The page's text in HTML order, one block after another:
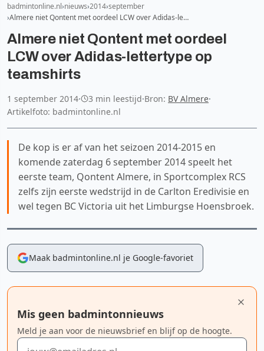
badmintonline.nl nieuws 2014 september
Almere niet Qontent met oordeel LCW over Adidas-le…
Almere niet Qontent met oordeel
LCW over Adidas-lettertype op
teamshirts
1 september 2014· 3 min leestijd·Bron: BV Almere·
Artikelfoto: badmintonline.nl
De kop is er af van het seizoen 2014-2015 en
komende zaterdag 6 september 2014 speelt het
eerste team, Qontent Almere, in Sportcomplex RCS
zelfs zijn eerste wedstrijd in de Carlton Eredivisie en
wel tegen BC Victoria uit het Limburgse Hoensbroek.
Maak badmintonline.nl je Google-favoriet
Mis geen badmintonnieuws
Meld je aan voor de nieuwsbrief en blijf op de hoogte.
E-mailadres